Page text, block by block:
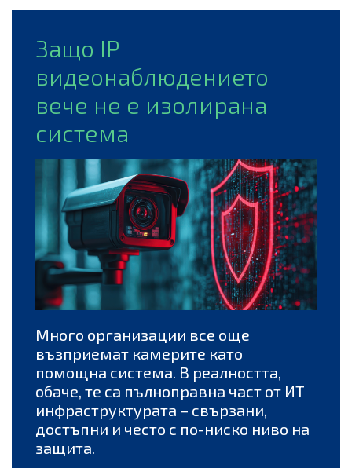
Защо IP
видеонаблюдението
вече не е изолирана
система
Много организации все още
възприемат камерите като
помощна система. В реалността,
обаче, те са пълноправна част от ИТ
инфраструктурата – свързани,
достъпни и често с по-ниско ниво на
защита.